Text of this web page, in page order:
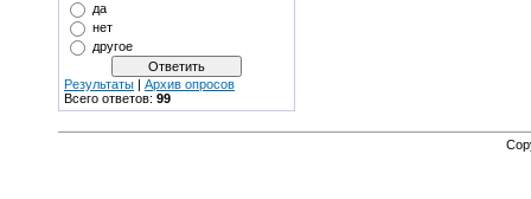
да
нет
другое
Результаты | Архив опросов
Всего ответов: 99